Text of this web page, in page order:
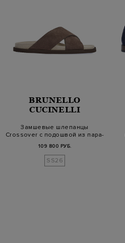
BRUNELLO
CUCINELLI
Замшевые шлепанцы
Crossover с подошвой из пара-
109 800 РУБ.
SS26